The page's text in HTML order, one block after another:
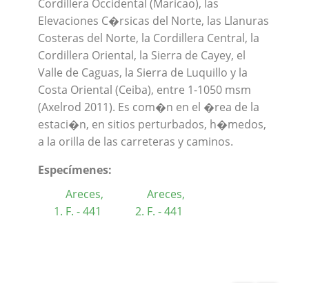
Cordillera Occidental (Maricao), las
Elevaciones C�rsicas del Norte, las Llanuras
Costeras del Norte, la Cordillera Central, la
Cordillera Oriental, la Sierra de Cayey, el
Valle de Caguas, la Sierra de Luquillo y la
Costa Oriental (Ceiba), entre 1-1050 msm
(Axelrod 2011). Es com�n en el �rea de la
estaci�n, en sitios perturbados, h�medos,
a la orilla de las carreteras y caminos.
Especímenes:
Areces,
F. - 441
Areces,
F. - 441